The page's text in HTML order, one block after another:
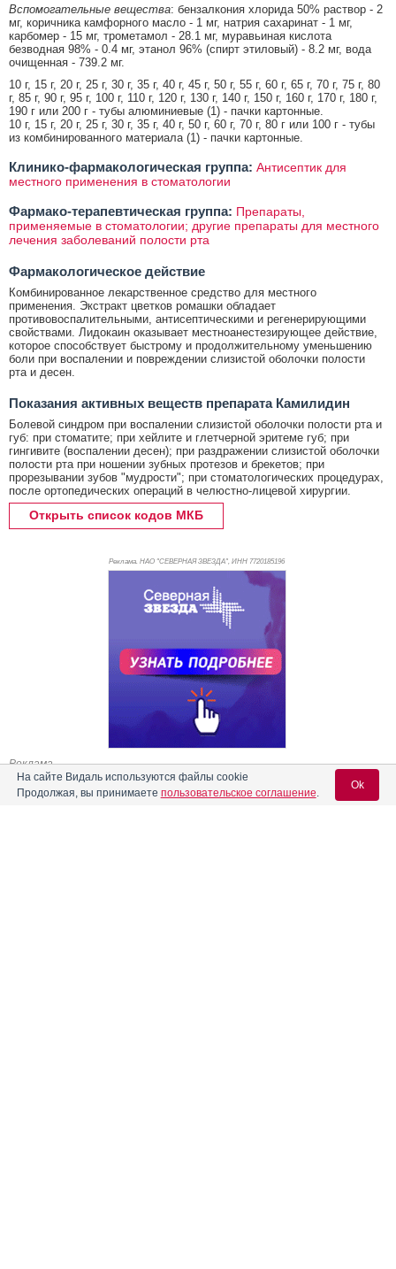
Вспомогательные вещества: бензалкония хлорида 50% раствор - 2
мг, коричника камфорного масло - 1 мг, натрия сахаринат - 1 мг,
карбомер - 15 мг, трометамол - 28.1 мг, муравьиная кислота
безводная 98% - 0.4 мг, этанол 96% (спирт этиловый) - 8.2 мг, вода
очищенная - 739.2 мг.
10 г, 15 г, 20 г, 25 г, 30 г, 35 г, 40 г, 45 г, 50 г, 55 г, 60 г, 65 г, 70 г, 75 г, 80
г, 85 г, 90 г, 95 г, 100 г, 110 г, 120 г, 130 г, 140 г, 150 г, 160 г, 170 г, 180 г,
190 г или 200 г - тубы алюминиевые (1) - пачки картонные.
10 г, 15 г, 20 г, 25 г, 30 г, 35 г, 40 г, 50 г, 60 г, 70 г, 80 г или 100 г - тубы
из комбинированного материала (1) - пачки картонные.
Клинико-фармакологическая группа: Антисептик для
местного применения в стоматологии
Фармако-терапевтическая группа: Препараты,
применяемые в стоматологии; другие препараты для местного
лечения заболеваний полости рта
Фармакологическое действие
Комбинированное лекарственное средство для местного
применения. Экстракт цветков ромашки обладает
противовоспалительными, антисептическими и регенерирующими
свойствами. Лидокаин оказывает местноанестезирующее действие,
которое способствует быстрому и продолжительному уменьшению
боли при воспалении и повреждении слизистой оболочки полости
рта и десен.
Показания активных веществ препарата Камилидин
Болевой синдром при воспалении слизистой оболочки полости рта и
губ: при стоматите; при хейлите и глетчерной эритеме губ; при
гингивите (воспалении десен); при раздражении слизистой оболочки
полости рта при ношении зубных протезов и брекетов; при
прорезывании зубов "мудрости"; при стоматологических процедурах,
после ортопедических операций в челюстно-лицевой хирургии.
Открыть список кодов МКБ
Реклама. НАО "СЕВЕРНАЯ ЗВЕЗДА", ИНН 7720185196
Реклама
На сайте Видаль используются файлы cookie
Продолжая, вы принимаете пользовательское соглашение.
Ok